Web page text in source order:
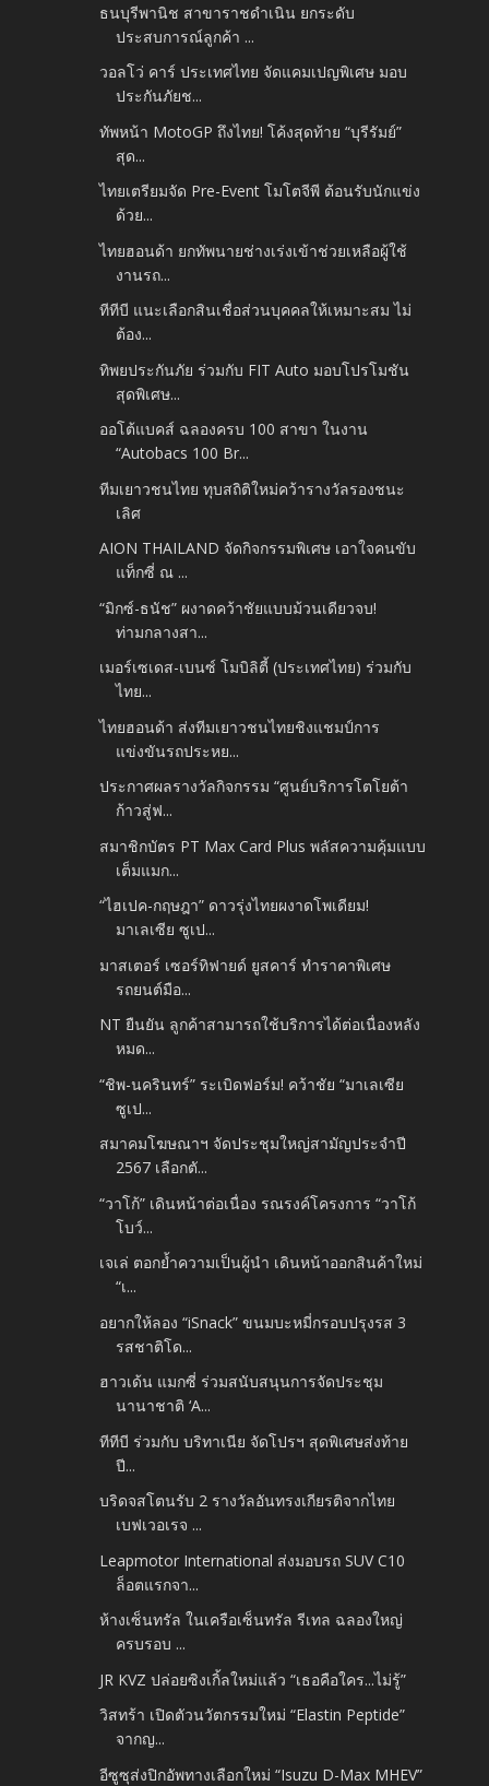
ธนบุรีพานิช สาขาราชดำเนิน ยกระดับ
ประสบการณ์ลูกค้า ...
วอลโว่ คาร์ ประเทศไทย จัดแคมเปญพิเศษ มอบ
ประกันภัยช...
ทัพหน้า MotoGP ถึงไทย! โค้งสุดท้าย “บุรีรัมย์”
สุด...
ไทยเตรียมจัด Pre-Event โมโตจีพี ต้อนรับนักแข่ง
ด้วย...
ไทยฮอนด้า ยกทัพนายช่างเร่งเข้าช่วยเหลือผู้ใช้
งานรถ...
ทีทีบี แนะเลือกสินเชื่อส่วนบุคคลให้เหมาะสม ไม่
ต้อง...
ทิพยประกันภัย ร่วมกับ FIT Auto มอบโปรโมชัน
สุดพิเศษ...
ออโต้แบคส์ ฉลองครบ 100 สาขา ในงาน
“Autobacs 100 Br...
ทีมเยาวชนไทย ทุบสถิติใหม่คว้ารางวัลรองชนะ
เลิศ
AION THAILAND จัดกิจกรรมพิเศษ เอาใจคนขับ
แท็กซี่ ณ ...
“มิกซ์-ธนัช” ผงาดคว้าชัยแบบม้วนเดียวจบ!
ท่ามกลางสา...
เมอร์เซเดส-เบนซ์ โมบิลิตี้ (ประเทศไทย) ร่วมกับ
ไทย...
ไทยฮอนด้า ส่งทีมเยาวชนไทยชิงแชมป์การ
แข่งขันรถประหย...
ประกาศผลรางวัลกิจกรรม “ศูนย์บริการโตโยต้า
ก้าวสู่ฟ...
สมาชิกบัตร PT Max Card Plus พลัสความคุ้มแบบ
เต็มแมก...
“ไฮเปค-กฤษฎา” ดาวรุ่งไทยผงาดโพเดียม!
มาเลเซีย ซูเป...
มาสเตอร์ เซอร์ทิฟายด์ ยูสคาร์ ทำราคาพิเศษ
รถยนต์มือ...
NT ยืนยัน ลูกค้าสามารถใช้บริการได้ต่อเนื่องหลัง
หมด...
“ชิพ-นครินทร์” ระเบิดฟอร์ม! คว้าชัย “มาเลเซีย
ซูเป...
สมาคมโฆษณาฯ จัดประชุมใหญ่สามัญประจำปี
2567 เลือกตั...
“วาโก้” เดินหน้าต่อเนื่อง รณรงค์โครงการ “วาโก้
โบว์...
เจเล่ ตอกย้ำความเป็นผู้นำ เดินหน้าออกสินค้าใหม่
“เ...
อยากให้ลอง “iSnack” ขนมบะหมี่กรอบปรุงรส 3
รสชาติโด...
ฮาวเด้น แมกซี่ ร่วมสนับสนุนการจัดประชุม
นานาชาติ ‘A...
ทีทีบี ร่วมกับ บริทาเนีย จัดโปรฯ สุดพิเศษส่งท้าย
ปี...
บริดจสโตนรับ 2 รางวัลอันทรงเกียรติจากไทย
เบฟเวอเรจ ...
Leapmotor International ส่งมอบรถ SUV C10
ล็อตแรกจา...
ห้างเซ็นทรัล ในเครือเซ็นทรัล รีเทล ฉลองใหญ่
ครบรอบ ...
JR KVZ ปล่อยซิงเกิ้ลใหม่แล้ว “เธอคือใคร...ไม่รู้”
วิสทร้า เปิดตัวนวัตกรรมใหม่ “Elastin Peptide”
จากญ...
อีซูซุส่งปิกอัพทางเลือกใหม่ “Isuzu D-Max MHEV”